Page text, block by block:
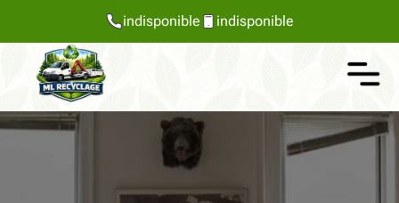
indisponible indisponible